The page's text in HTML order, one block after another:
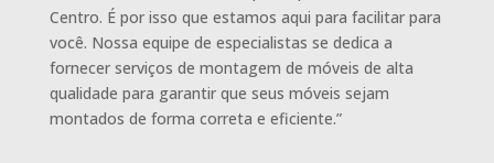
Centro. É por isso que estamos aqui para facilitar para
você. Nossa equipe de especialistas se dedica a
fornecer serviços de montagem de móveis de alta
qualidade para garantir que seus móveis sejam
montados de forma correta e eficiente.”